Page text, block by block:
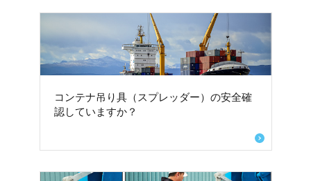
コンテナ吊り具（スプレッダー）の安全確
認していますか？